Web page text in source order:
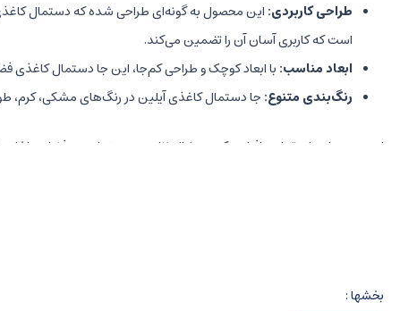
طراحی کاربردی: این محصول به گونه‌ای طراحی شده که دستمال
است که کاربری آسان آن را تضمین می‌کند.
ابعاد مناسب: با ابعاد کوچک و طراحی کم‌جا، این جا دستمال کاغذی
رنگ‌بندی متنوع: جا دستمال کاغذی آیلین در رنگ‌های مشکی، کرم،
این محصول برای تمامی افرادی که به دنبال نظم‌دهی و زیبایی در فضای
بخشها :